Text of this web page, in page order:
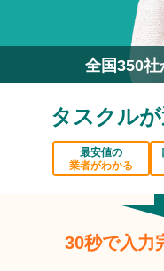
全国350
タスクル
最安値の
業者がわかる
30秒で入力